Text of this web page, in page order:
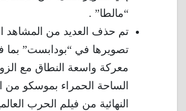
“مالطا” .
تم حذف العديد من المشاهد
تصويرها في “بودابست” بما
معركة واسعة النطاق مع
الساحة الحمراء بموسكو من
النهائية من فيلم الحرب